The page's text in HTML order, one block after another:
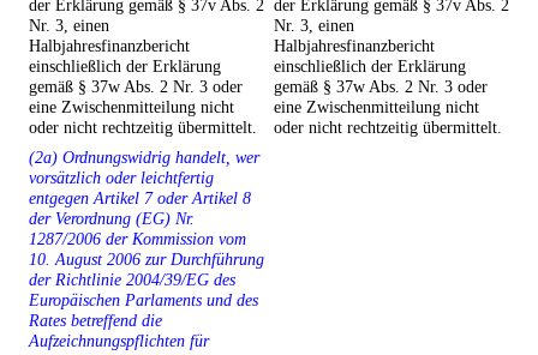
der Erklärung gemäß § 37v Abs. 2
Nr. 3, einen
Halbjahresfinanzbericht
einschließlich der Erklärung
gemäß § 37w Abs. 2 Nr. 3 oder
eine Zwischenmitteilung nicht
oder nicht rechtzeitig übermittelt.
der Erklärung gemäß § 37v Abs. 2
Nr. 3, einen
Halbjahresfinanzbericht
einschließlich der Erklärung
gemäß § 37w Abs. 2 Nr. 3 oder
eine Zwischenmitteilung nicht
oder nicht rechtzeitig übermittelt.
(2a) Ordnungswidrig handelt, wer
vorsätzlich oder leichtfertig
entgegen Artikel 7 oder Artikel 8
der Verordnung (EG) Nr.
1287/2006 der Kommission vom
10. August 2006 zur Durchführung
der Richtlinie 2004/39/EG des
Europäischen Parlaments und des
Rates betreffend die
Aufzeichnungspflichten für